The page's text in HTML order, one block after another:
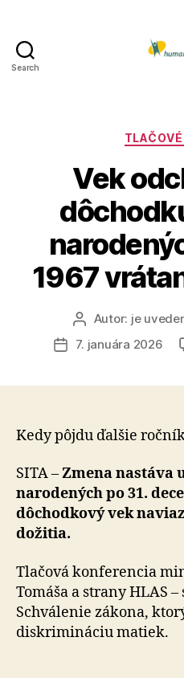
Search
Vek
1967
Autor
článku
Autor: je
Dátum
7. januára 2026
Kedy pôjdu ďalšie
SITA –Zmena nastáva
narodených po 31.
dôchodkový vek
dožitia.
Tlačová konferencia
Tomáša a stra­ny HLAS
Schválenie zákona,
diskrimináciu matiek.